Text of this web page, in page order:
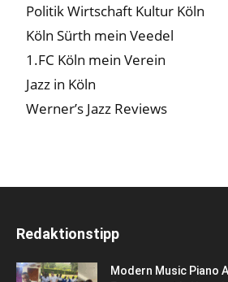
Politik Wirtschaft Kultur Köln
Köln Sürth mein Veedel
1.FC Köln mein Verein
Jazz in Köln
Werner’s Jazz Reviews
Redaktionstipp
Modern Music Piano